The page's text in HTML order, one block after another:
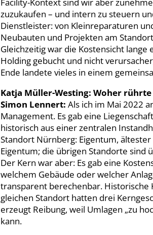
Facility-Kontext sind wir aber
zuzukaufen – und intern zu steuern
Dienstleister: von Kleinreparaturen
Neubauten und Projekten am
Gleichzeitig war die Kostensicht
Holding gebucht und nicht
Ende landete vieles in einem
Katja Müller-Westing: Woher
Simon Lennert: Als ich im Mai 2022
Management. Es gab eine
historisch aus einer zentralen
Standort Nürnberg: Eigentum,
Eigentum; die übrigen Standorte
Der Kern war aber: Es gab eine
welchem Gebäude oder welcher
transparent berechenbar. Historische
gleichen Standort hatten drei
erzeugt Reibung, weil Umlagen „zu
kann.